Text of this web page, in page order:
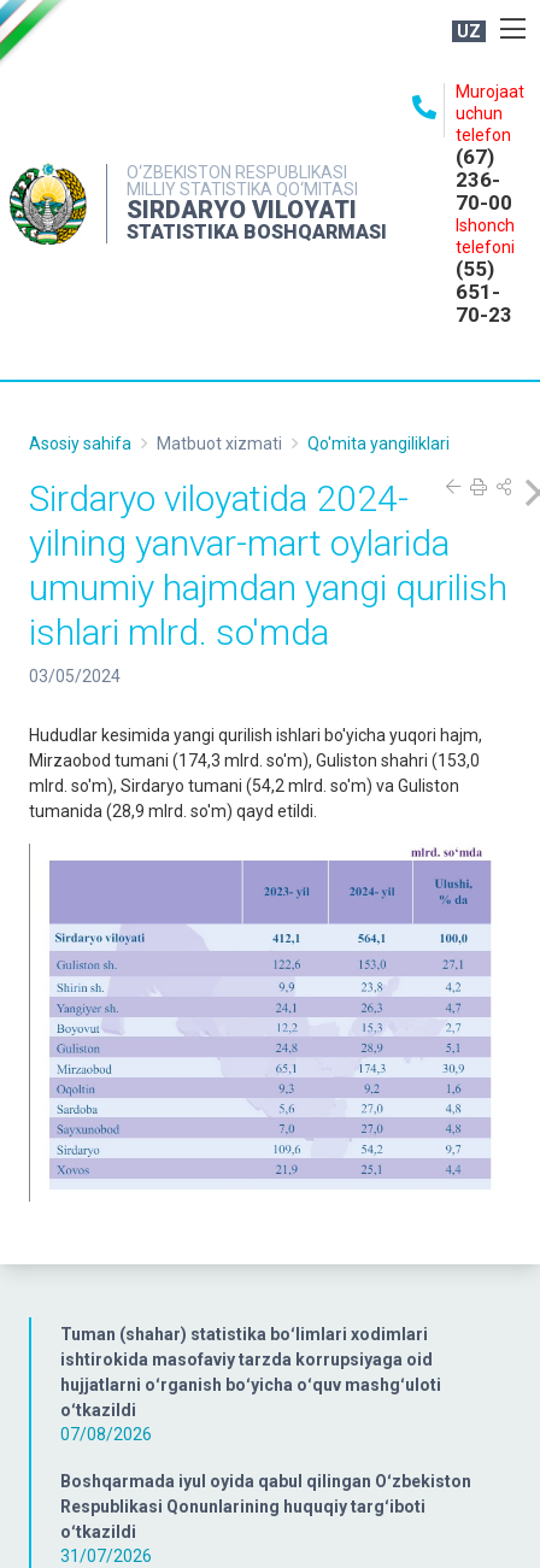
UZ
O‘ZBEKISTON RESPUBLIKASI
MILLIY STATISTIKA QO‘MITASI
SIRDARYO VILOYATI
STATISTIKA BOSHQARMASI
Murojaat
uchun
telefon
(67)
236-
70-00
Ishonch
telefoni
(55)
651-
70-23
NASHRLAR
INTERAKTIV XIZMATLAR
MATBUOT XIZMATI
Tuman (shahar) statistika boʻlimlari xodimlari
ishtirokida masofaviy tarzda korrupsiyaga oid
hujjatlarni oʻrganish boʻyicha oʻquv mashgʻuloti
oʻtkazildi
07/08/2026
Boshqarmada iyul oyida qabul qilingan Oʻzbekiston
Respublikasi Qonunlarining huquqiy targʻiboti
oʻtkazildi
31/07/2026
Asosiy sahifa Matbuot xizmati Qo'mita yangiliklari
Sirdaryo viloyatida 2024-
yilning yanvar-mart oylarida
umumiy hajmdan yangi qurilish
ishlari mlrd. so'mda
03/05/2024
Hududlar kesimida yangi qurilish ishlari bo'yicha yuqori hajm,
Mirzaobod tumani (174,3 mlrd. so'm), Guliston shahri (153,0
mlrd. so'm), Sirdaryo tumani (54,2 mlrd. so'm) va Guliston
tumanida (28,9 mlrd. so'm) qayd etildi.